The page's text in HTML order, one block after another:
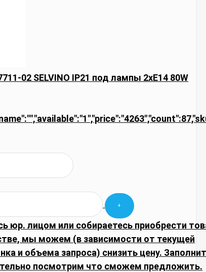
02 SELVINO IP21 под лампы 2xE14 80W
юр. лицом или собираетесь приобрести
мы можем (в зависимости от текущей
и объема запроса) снизить цену.
посмотрим что сможем предложить.